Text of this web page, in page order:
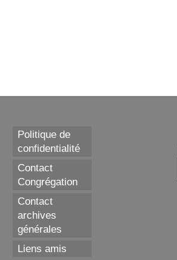
Politique de
confidentialité
Contact
Congrégation
Contact
archives
générales
Liens amis